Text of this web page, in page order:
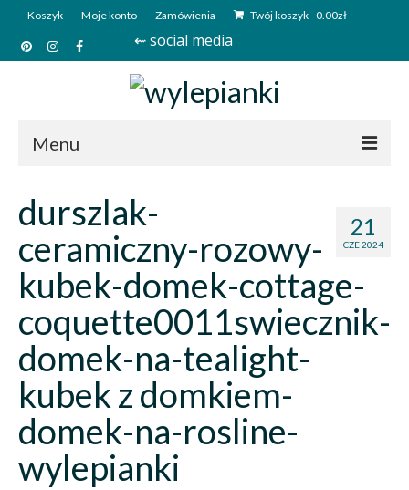
Koszyk Moje konto Zamówienia Twój koszyk-0.00zł
⇜ social media
Menu
Sklep
Kim jesteśmy?
Deutsch
21
CZE 2024
durszlak-
ceramiczny-rozowy-
kubek-domek-cottage-
coquette0011swiecznik-
domek-na-tealight-
kubek z domkiem-
domek-na-rosline-
wylepianki